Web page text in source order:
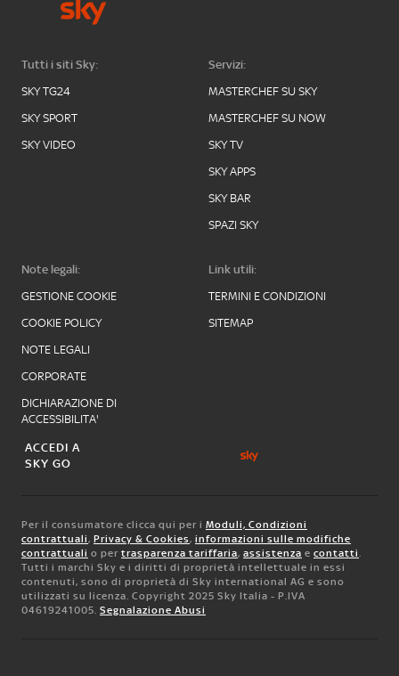
Tutti i siti Sky:
SKY TG24
SKY SPORT
SKY VIDEO
Servizi:
MASTERCHEF SU SKY
MASTERCHEF SU NOW
SKY TV
SKY APPS
SKY BAR
SPAZI SKY
Note legali:
GESTIONE COOKIE
COOKIE POLICY
NOTE LEGALI
CORPORATE
DICHIARAZIONE DI
ACCESSIBILITA'
Link utili:
TERMINI E CONDIZIONI
SITEMAP
ACCEDI A
SKY GO
Per il consumatore clicca qui per i Moduli, Condizioni
contrattuali, Privacy & Cookies, informazioni sulle modifiche
contrattuali o per trasparenza tariffaria, assistenza e contatti.
Tutti i marchi Sky e i diritti di proprietà intellettuale in essi
contenuti, sono di proprietà di Sky international AG e sono
utilizzati su licenza. Copyright 2025 Sky Italia - P.IVA
04619241005. Segnalazione Abusi